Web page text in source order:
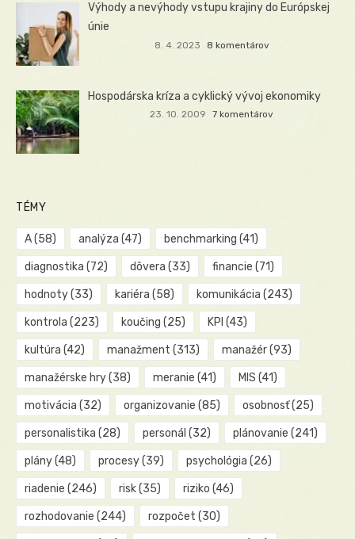
Výhody a nevýhody vstupu krajiny do Európskej
únie
8. 4. 2023 8 komentárov
Hospodárska kríza a cyklický vývoj ekonomiky
23. 10. 2009 7 komentárov
TÉMY
A(58) analýza (47) benchmarking (41)
diagnostika (72) dôvera (33) financie (71)
hodnoty(33) kariéra (58) komunikácia (243)
kontrola (223) koučing (25) KPI (43)
kultúra (42) manažment (313) manažér(93)
manažérske hry(38) meranie (41) MIS (41)
motivácia (32) organizovanie (85) osobnosť(25)
personalistika (28) personál (32) plánovanie (241)
plány(48) procesy(39) psychológia (26)
riadenie (246) risk(35) riziko (46)
rozhodovanie (244) rozpočet (30)